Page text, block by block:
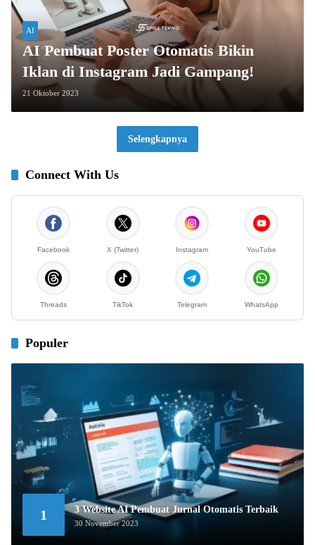
AI
AI Pembuat Poster Otomatis Bikin
Iklan di Instagram Jadi Gampang!
21 Oktober 2023
Selengkapnya
Connect With Us
Facebook X (Twitter) Instagram YouTube
Threads TikTok Telegram WhatsApp
Populer
1 3 Website AI Pembuat Jurnal Otomatis Terbaik
30 November 2023